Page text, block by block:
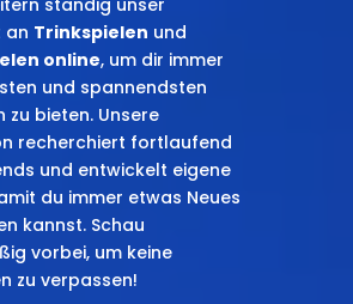
ständig unser
an Trinkspielen und
online, um dir immer
und spannendsten
zu bieten. Unsere
recherchiert fortlaufend
und entwickelt eigene
du immer etwas Neues
kannst. Schau
vorbei, um keine
zu verpassen!